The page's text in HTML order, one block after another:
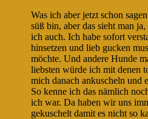
Was ich aber jetzt schon
süß bin, aber das sieht man
ich auch. Ich habe sofort
hinsetzen und lieb gucken
möchte. Und andere Hunde
liebsten würde ich mit denen
mich danach ankuscheln und
So kenne ich das nämlich
ich war. Da haben wir uns
gekuschelt damit es nicht so